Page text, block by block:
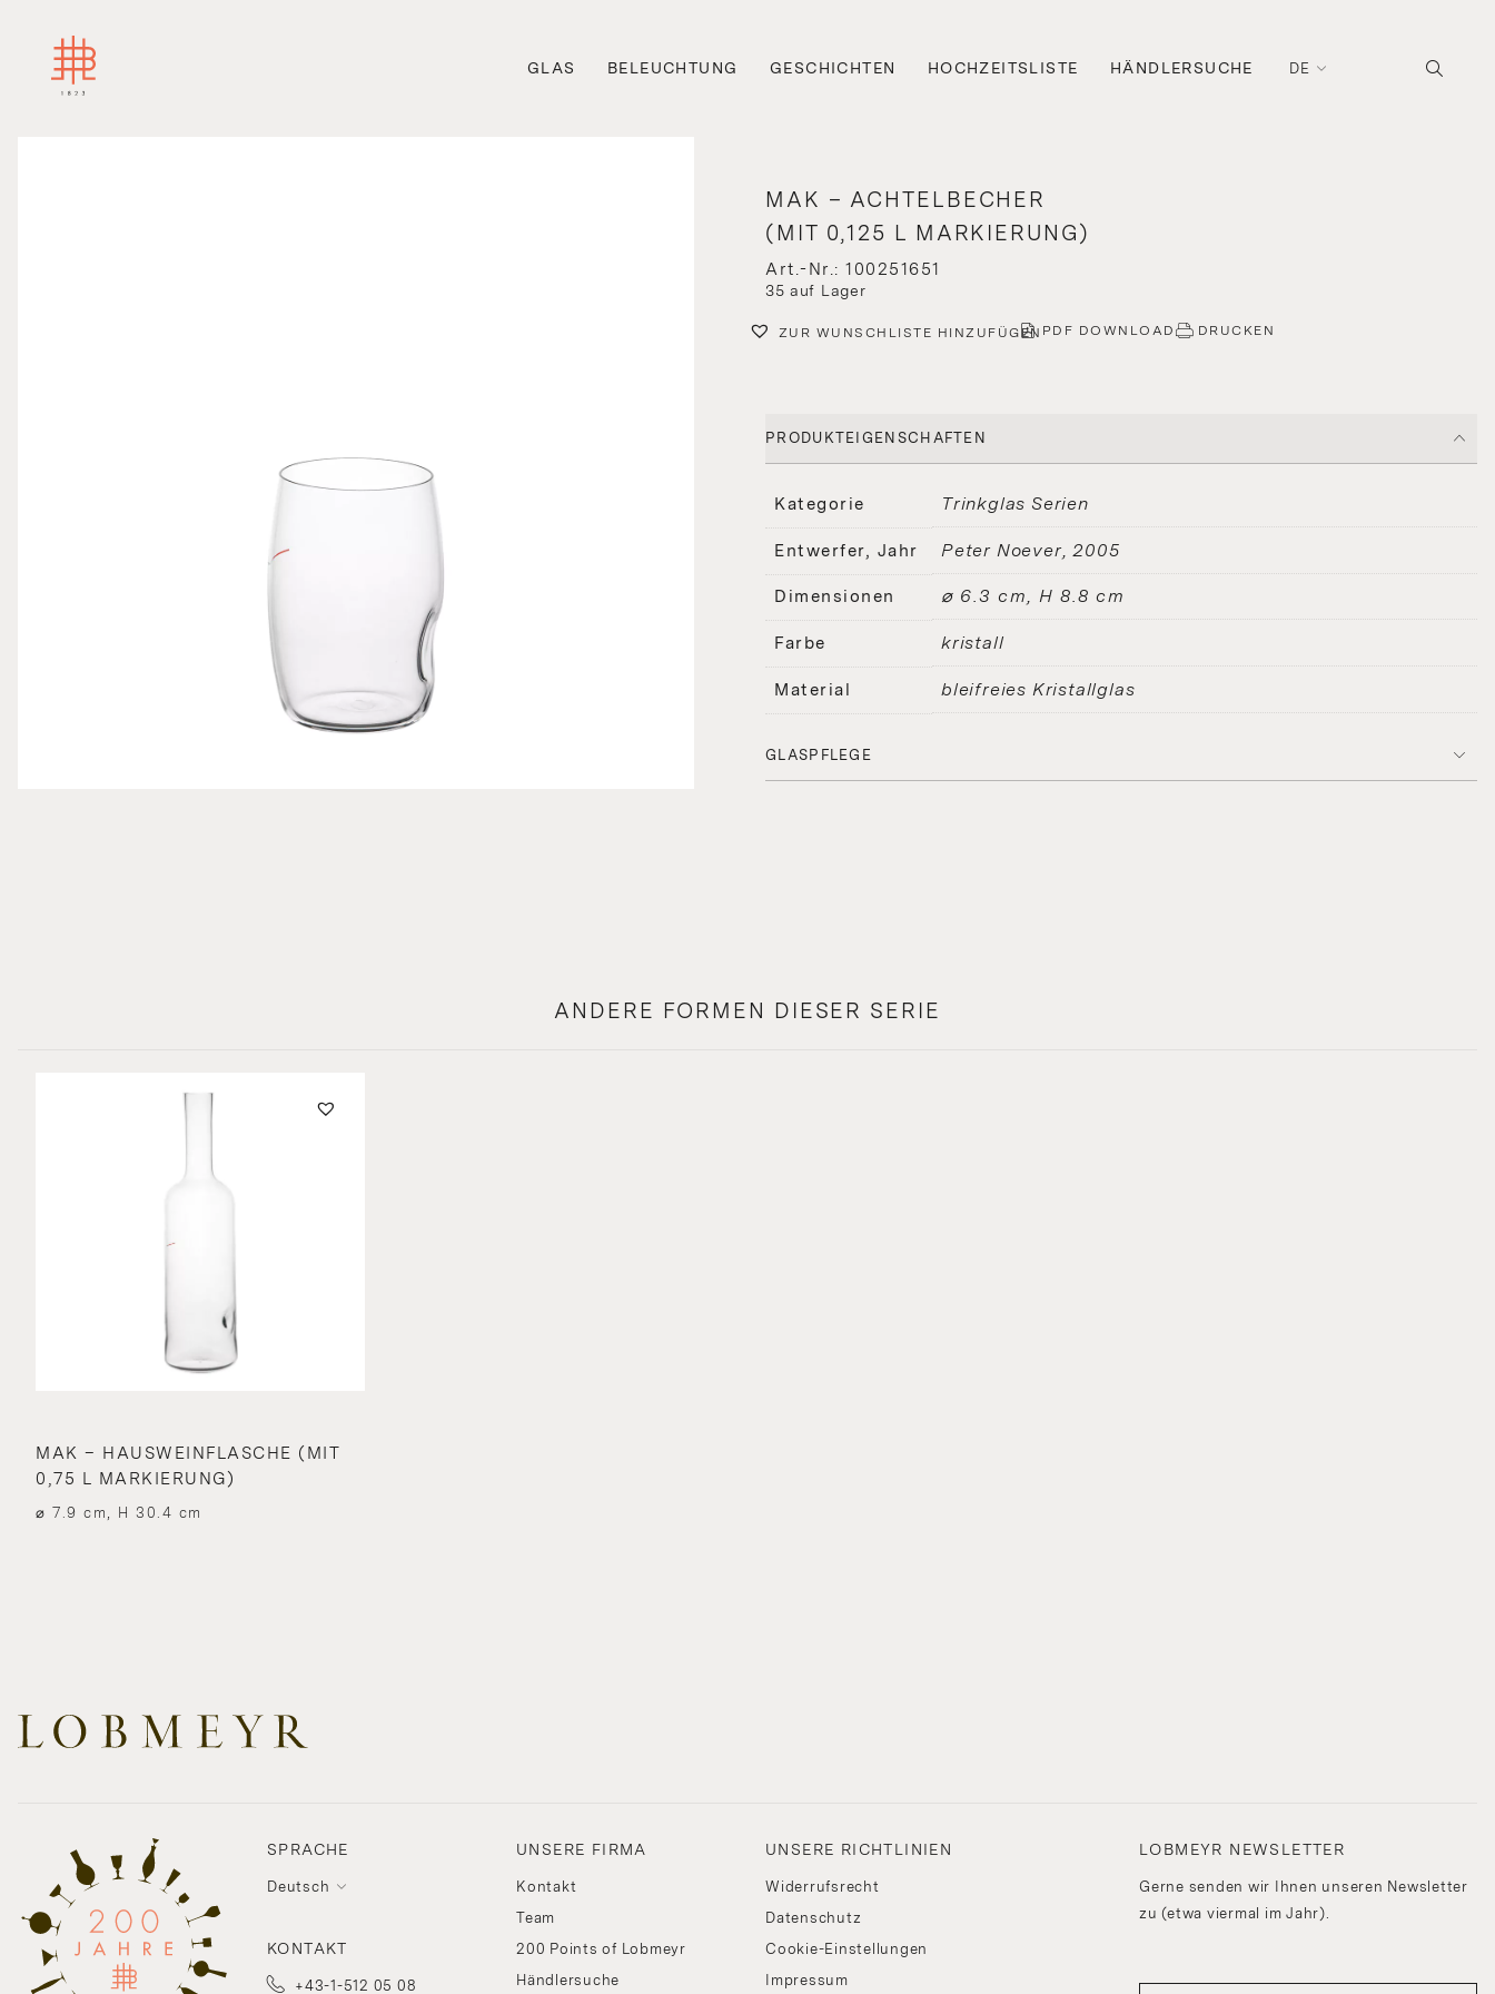
GLAS BELEUCHTUNG GESCHICHTEN HOCHZEITSLISTE HÄNDLERSUCHE DE
MAK – ACHTELBECHER
(MIT 0,125 L MARKIERUNG)
Art.-Nr.: 100251651
35 auf Lager
ZUR WUNSCHLISTE HINZUFÜGEN PDF DOWNLOAD DRUCKEN
PRODUKTEIGENSCHAFTEN
Kategorie Trinkglas Serien
Entwerfer, Jahr Peter Noever 2005
Dimensionen ⌀ 6.3 cm, H 8.8 cm
Farbe kristall
Material bleifreies Kristallglas
GLASPFLEGE
ANDERE FORMEN DIESER SERIE
MAK – HAUSWEINFLASCHE (MIT
0,75 L MARKIERUNG)
⌀ 7.9 cm, H 30.4 cm
SPRACHE
Deutsch
KONTAKT
+43-1-512 05 08
UNSERE FIRMA
Kontakt
Team
200 Points of Lobmeyr
Händlersuche
UNSERE RICHTLINIEN
Widerrufsrecht
Datenschutz
Cookie-Einstellungen
Impressum
LOBMEYR NEWSLETTER
Gerne senden wir Ihnen unseren Newsletter
zu (etwa viermal im Jahr).